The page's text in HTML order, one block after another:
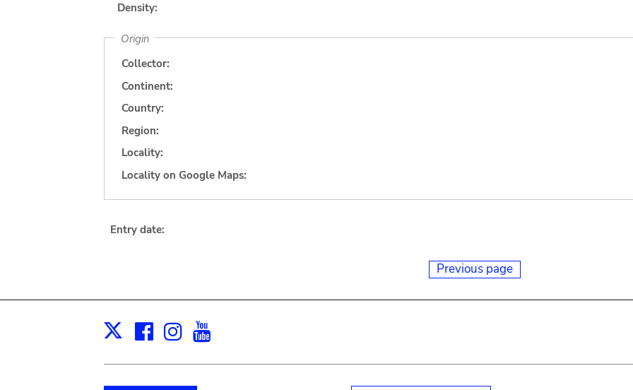
Density:
Origin
Collector:
Continent:
Country:
Region:
Locality:
Locality on Google Maps:
Entry date:
Previous page
X Facebook
Instagram